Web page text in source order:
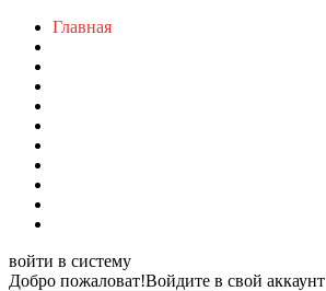
Главная
войти в систему
Добро пожаловат!Войдите в свой аккаунт